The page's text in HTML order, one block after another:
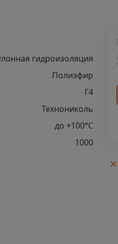
гидроизоляция
Полиэфир
Г4
Технониколь
до +100°С
1000